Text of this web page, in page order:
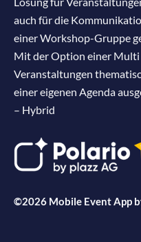
auch für die
einer Workshop-Gruppe
Mit der Option einer Multi
Veranstaltungen
einer eigenen Agenda
– Hybrid
©2026 Mobile Event App